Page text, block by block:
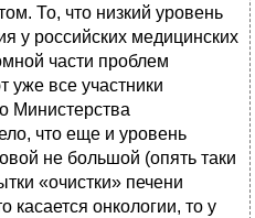
То, что низкий уровень
у российских медицинских
части проблем
уже все участники
Министерства
что еще и уровень
не большой (опять таки
«очистки» печени
онкологии, то у